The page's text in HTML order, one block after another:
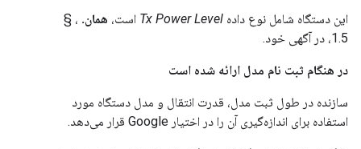
این دستگاه شامل نوع داده Tx Power Level است، همان. ، §
1.5، در آگهی خود.
در هنگام ثبت نام مدل ارائه شده است
سازنده در طول ثبت مدل، قدرت انتقال و مدل دستگاه مورد
استفاده برای اندازه‌گیری آن را در اختیار Google قرار می‌دهد.